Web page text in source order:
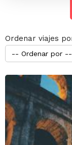
Ordenar viajes